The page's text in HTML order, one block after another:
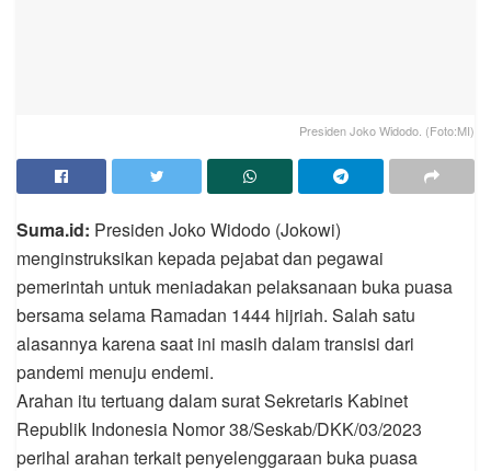
Presiden Joko Widodo. (Foto:MI)
Suma.id: Presiden Joko Widodo (Jokowi)
menginstruksikan kepada pejabat dan pegawai
pemerintah untuk meniadakan pelaksanaan buka puasa
bersama selama Ramadan 1444 hijriah. Salah satu
alasannya karena saat ini masih dalam transisi dari
pandemi menuju endemi.
Arahan itu tertuang dalam surat Sekretaris Kabinet
Republik Indonesia Nomor 38/Seskab/DKK/03/2023
perihal arahan terkait penyelenggaraan buka puasa